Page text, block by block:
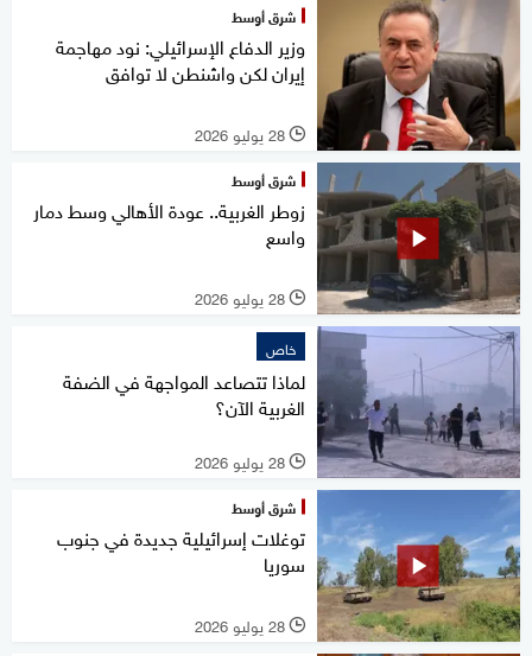
شرق أوسط
وزير الدفاع الإسرائيلي: نود مهاجمة
إيران لكن واشنطن لا توافق
l 28 يوليو 2026
شرق أوسط
زوطر الغربية.. عودة الأهالي وسط دمار
واسع
l 28 يوليو 2026
خاص
لماذا تتصاعد المواجهة في الضفة
الغربية الآن؟
l 28 يوليو 2026
شرق أوسط
توغلات إسرائيلية جديدة في جنوب
سوريا
l 28 يوليو 2026